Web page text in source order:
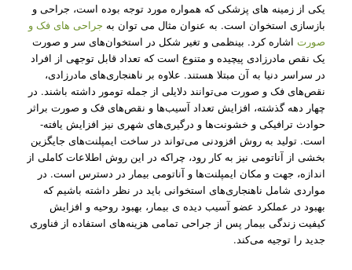
یکی از زمینه­ های پزشکی که همواره مورد توجه بوده­ است، جراحی و
بازسازی استخوان است. به عنوان مثال می­ توان به جراحی­ های فک و
صورتاشاره کرد. بی­نظمی و تغیر شکل در استخوان­‌های سر و صورت
یک نقص مادرزادی پیچیده و متنوع است که تعداد قابل توجهی از افراد
در سراسر دنیا به آن مبتلا هستند. علاوه بر ناهنجاری­‌های مادرزادی،
نقص­‌های فک و صورت می­‌توانند دلایلی از جمله تومور داشته ­باشند. در
چهار دهه گذشته، افزایش تعداد آسیب­‌ها و نقص­‌های فک و صورت براثر
حوادث ترافیکی و خشونت‌­ها و درگیری­‌های شهری نیز افزایش یافته­
است. تولید به روش افزودنی می­‌تواند در ساخت ایمپلنت­‌های جایگزین
بخشی از آناتومی نیز به ­کار رود، چراکه در این روش اطلاعات کاملی از
اندازه، جهت و مکان ایمپلنت­‌ها و آناتومی بیمار در دسترس است. در
مواردی شامل ناهنجاری­‌های استخوانی باید در نظر داشته­ باشیم که
بهبود در عملکرد عضو آسیب­ دیده­ ی بیمار، بهبود روحیه و افزایش
کیفیت زندگی بیمار پس از جراحی تمامی هزینه­‌های استفاده از فناوری
جدید را توجیه می­‌کند.